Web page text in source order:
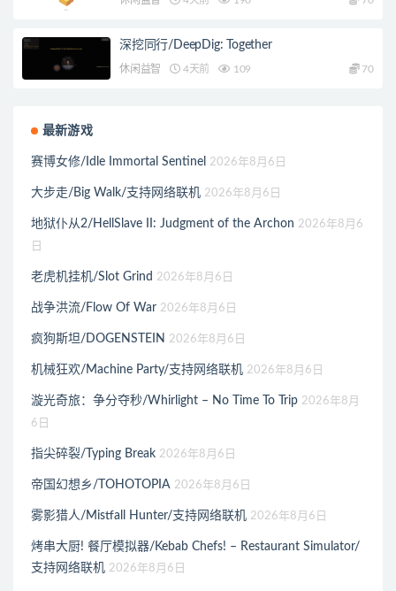
深挖同行/DeepDig: Together
休闲益智 4天前 109 70
最新游戏
赛博女修/Idle Immortal Sentinel 2026年8月6日
大步走/Big Walk/支持网络联机 2026年8月6日
地狱仆从2/HellSlave II: Judgment of the Archon 2026年8月6
日
老虎机挂机/Slot Grind 2026年8月6日
战争洪流/Flow Of War 2026年8月6日
疯狗斯坦/DOGENSTEIN 2026年8月6日
机械狂欢/Machine Party/支持网络联机 2026年8月6日
漩光奇旅：争分夺秒/Whirlight – No Time To Trip 2026年8月
6日
指尖碎裂/Typing Break 2026年8月6日
帝国幻想乡/TOHOTOPIA 2026年8月6日
雾影猎人/Mistfall Hunter/支持网络联机 2026年8月6日
烤串大厨! 餐厅模拟器/Kebab Chefs! – Restaurant Simulator/
支持网络联机 2026年8月6日